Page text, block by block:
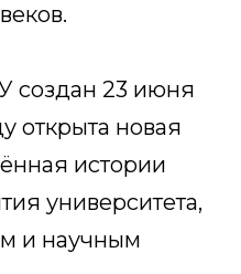
создан 23 июня
открыта новая
истории
университета,
и научным